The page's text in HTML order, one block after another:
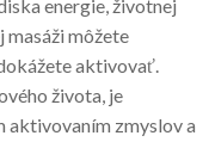
energie, životnej
masáži môžete
aktivovať.
života, je
aktivovaním zmyslov a